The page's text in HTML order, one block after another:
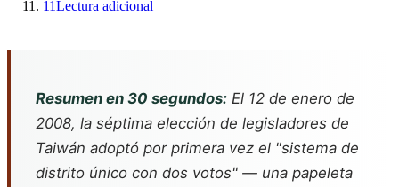
11Lectura adicional
Resumen en 30 segundos: El 12 de enero de
2008, la séptima elección de legisladores de
Taiwán adoptó por primera vez el "sistema de
distrito único con dos votos" — una papeleta